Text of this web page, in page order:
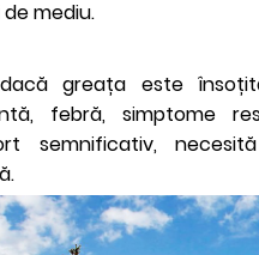
de mediu.
greața este
febră, simptome
semnificativ,